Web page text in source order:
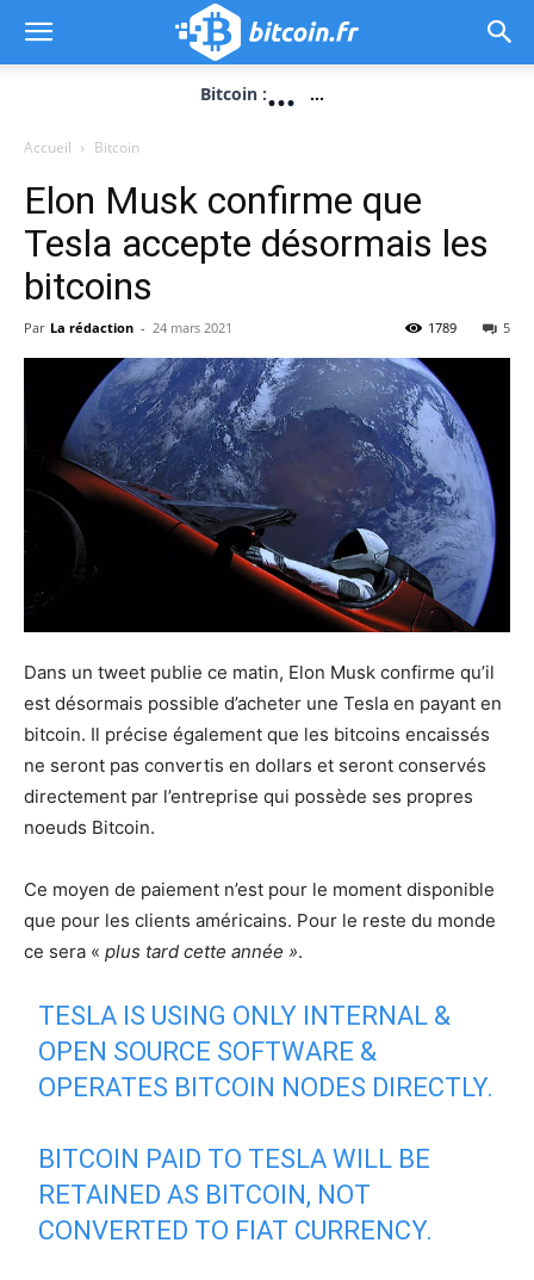
Bitcoin :... ...
Accueil Bitcoin
Elon Musk confirme que
Tesla accepte désormais les
bitcoins
Par La rédaction - 24 mars 2021 5
1789
Dans un tweet publie ce matin, Elon Musk confirme qu’il
est désormais possible d’acheter une Tesla en payant en
bitcoin. Il précise également que les bitcoins encaissés
ne seront pas convertis en dollars et seront conservés
directement par l’entreprise qui possède ses propres
noeuds Bitcoin.
Ce moyen de paiement n’est pour le moment disponible
que pour les clients américains. Pour le reste du monde
ce sera « plus tard cette année ».
TESLA IS USING ONLY INTERNAL &
OPEN SOURCE SOFTWARE &
OPERATES BITCOIN NODES DIRECTLY.
BITCOIN PAID TO TESLA WILL BE
RETAINED AS BITCOIN, NOT
CONVERTED TO FIAT CURRENCY.